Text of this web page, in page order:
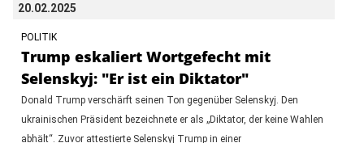
20.02.2025
POLITIK
Trump eskaliert Wortgefecht mit
Selenskyj: "Er ist ein Diktator"
Donald Trump verschärft seinen Ton gegenüber Selenskyj. Den
ukrainischen Präsident bezeichnete er als „Diktator, der keine Wahlen
abhält“. Zuvor attestierte Selenskyj Trump in einer